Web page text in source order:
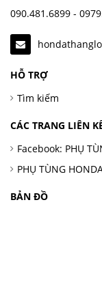
090.481.6899 -
HỖ TRỢ
Tìm kiếm
CÁC TRANG LIÊN
Facebook: PHỤ
PHỤ TÙNG
BẢN ĐỒ